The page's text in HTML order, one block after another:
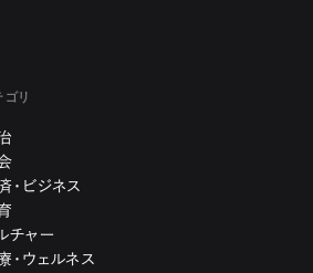
ゴリ
・ビジネス
チャー
・ウェルネス